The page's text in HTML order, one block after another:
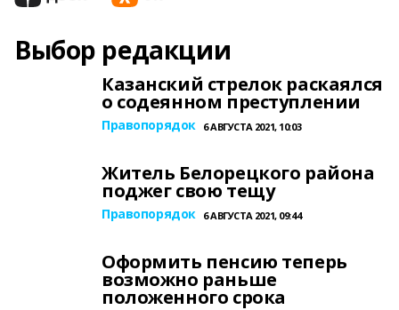
Выбор редакции
Казанский стрелок раскаялся
о содеянном преступлении
Правопорядок 6 АВГУСТА 2021, 10:03
Житель Белорецкого района
поджег свою тещу
Правопорядок 6 АВГУСТА 2021, 09:44
Оформить пенсию теперь
возможно раньше
положенного срока